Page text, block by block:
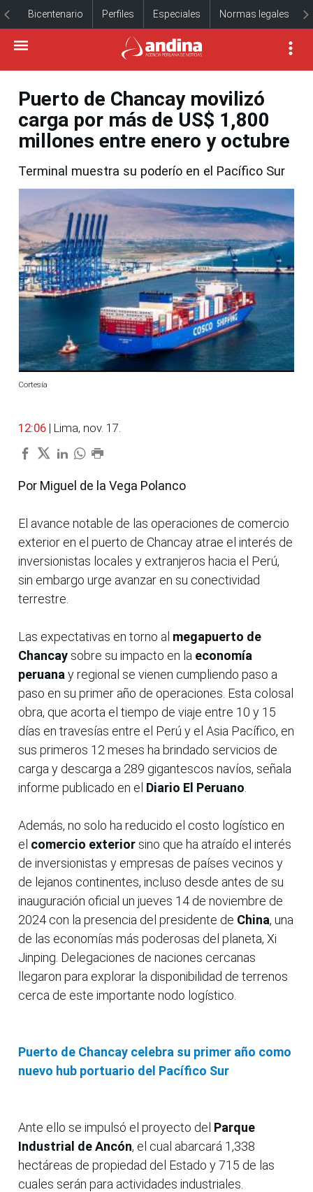
Bicentenario Perfiles Especiales Normas legales
Puerto de Chancay movilizó
carga por más de US$ 1,800
millones entre enero y octubre
Terminal muestra su poderío en el Pacífico Sur
Cortesía
12:06 | Lima, nov. 17.
Por Miguel de la Vega Polanco
El avance notable de las operaciones de comercio
exterior en el puerto de Chancay atrae el interés de
inversionistas locales y extranjeros hacia el Perú,
sin embargo urge avanzar en su conectividad
terrestre.
Las expectativas en torno al megapuerto de
Chancay sobre su impacto en la economía
peruana y regional se vienen cumpliendo paso a
paso en su primer año de operaciones. Esta colosal
obra, que acorta el tiempo de viaje entre 10 y 15
días en travesías entre el Perú y el Asia Pacífico, en
sus primeros 12 meses ha brindado servicios de
carga y descarga a 289 gigantescos navíos, señala
informe publicado en el Diario El Peruano
Además, no solo ha reducido el costo logístico en
el comercio exterior sino que ha atraído el interés
de inversionistas y empresas de países vecinos y
de lejanos continentes, incluso desde antes de su
inauguración oficial un jueves 14 de noviembre de
2024 con la presencia del presidente de China, una
de las economías más poderosas del planeta, Xi
Jinping. Delegaciones de naciones cercanas
llegaron para explorar la disponibilidad de terrenos
cerca de este importante nodo logístico.
Puerto de Chancay celebra su primer año como
nuevo hub portuario del Pacífico Sur
Ante ello se impulsó el proyecto del Parque
Industrial de Ancón, el cual abarcará 1,338
hectáreas de propiedad del Estado y 715 de las
cuales serán para actividades industriales.